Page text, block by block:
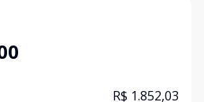
R$ 1.852,03